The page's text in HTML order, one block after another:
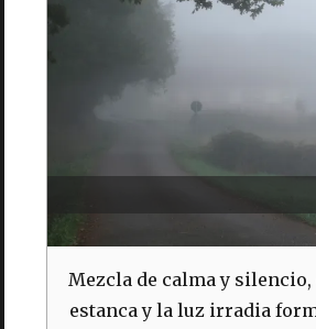
Mezcla de calma y
estanca y la luz irradia